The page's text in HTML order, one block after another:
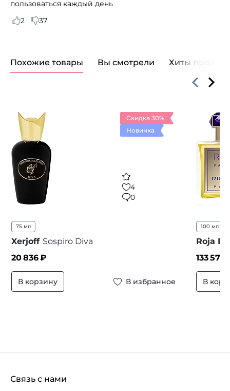
пользоваться каждый день
2
37
Похожие товары Вы смотрели Хиты продаж
Скидка 30%
Новинка
4
0
75 мл
Xerjoff Sospiro Diva
20 836₽
В корзину В избранное
100 мл
Roja
133 575
В
Связь с нами